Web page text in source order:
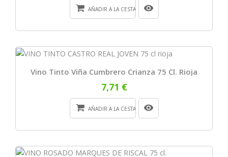
AÑADIR A LA CESTA
Vino Tinto Viña Cumbrero Crianza 75 Cl. Rioja
7,71 €
AÑADIR A LA CESTA